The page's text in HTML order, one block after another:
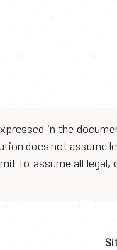
in the
does not
to assume all